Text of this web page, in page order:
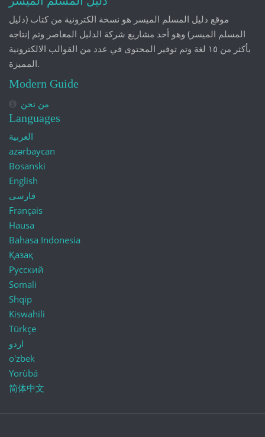
موقع دليل المسلم الميسر هو نسخة الكترونية من كتاب (دليل
المسلم الميسر) وهو أحد مشاريع شركة الدليل المعاصر وتم إنتاجه
بأكثر من ١٥ لغة وتم توفير المحتوى في عدد من القوالب الالكترونية
المميزة.
Modern Guide
من نحن
Languages
العربية
azərbaycan
Bosanski
English
فارسی
Français
Hausa
Bahasa Indonesia
Қазақ
Русский
Somali
Shqip
Kiswahili
Türkçe
اردو
o'zbek
Yorùbá
简体中文